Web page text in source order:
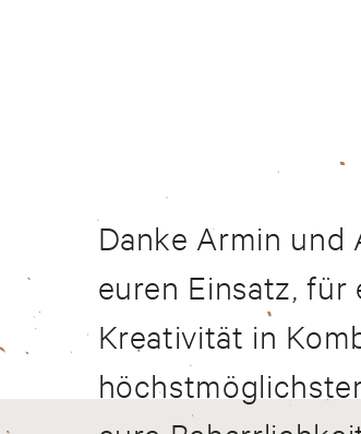
Danke Armin und
euren Einsatz, für
Kreativität in